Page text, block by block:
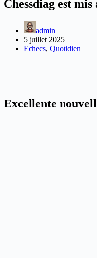
Chessdiag est
admin
5 juillet 2025
Echecs, Quotidien
Excellente